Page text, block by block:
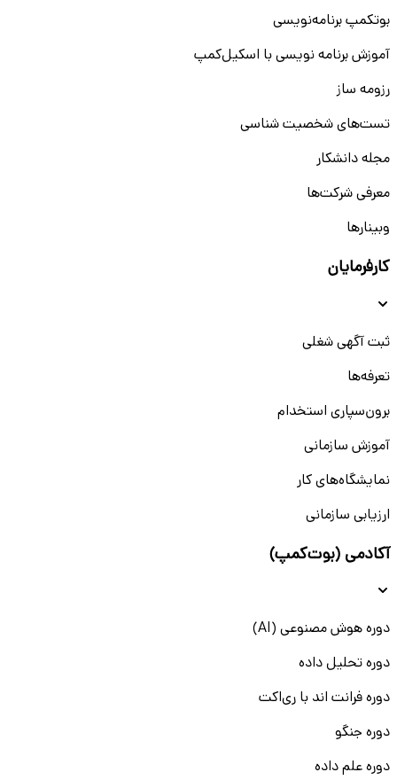
بوتکمپ برنامه‌نویسی
آموزش برنامه نویسی با اسکیل‌کمپ
رزومه ساز
تست‌های شخصیت شناسی
مجله دانشکار
معرفی شرکت‌ها
وبینار‌‌ها
کارفرمایان
ثبت آگهی شغلی
تعرفه‌ها
برون‌سپاری استخدام
آموزش سازمانی
نمایشگاه‌های کار
ارزیابی سازمانی
آکادمی (بوت‌کمپ)
دوره هوش مصنوعی (AI)
دوره تحلیل داده
دوره فرانت اند با ری‌اکت
دوره جنگو
دوره علم داده